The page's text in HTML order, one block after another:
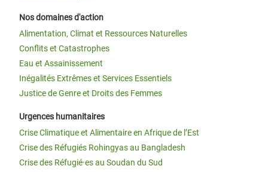
Nos domaines d'action
Alimentation, Climat et Ressources Naturelles
Conflits et Catastrophes
Eau et Assainissement
Inégalités Extrêmes et Services Essentiels
Justice de Genre et Droits des Femmes
Urgences humanitaires
Crise Climatique et Alimentaire en Afrique de l’Est
Crise des Réfugiés Rohingyas au Bangladesh
Crise des Réfugié·es au Soudan du Sud